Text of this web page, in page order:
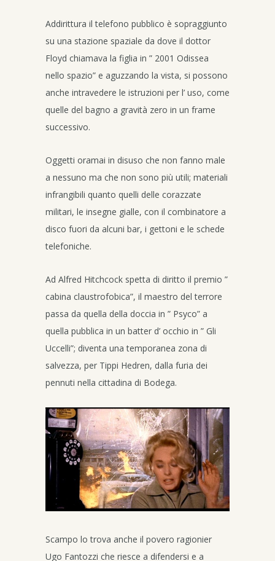
Addirittura il telefono pubblico è sopraggiunto
su una stazione spaziale da dove il dottor
Floyd chiamava la figlia in ” 2001 Odissea
nello spazio” e aguzzando la vista, si possono
anche intravedere le istruzioni per l’ uso, come
quelle del bagno a gravità zero in un frame
successivo.
Oggetti oramai in disuso che non fanno male
a nessuno ma che non sono più utili; materiali
infrangibili quanto quelli delle corazzate
militari, le insegne gialle, con il combinatore a
disco fuori da alcuni bar, i gettoni e le schede
telefoniche.
Ad Alfred Hitchcock spetta di diritto il premio ”
cabina claustrofobica”, il maestro del terrore
passa da quella della doccia in ” Psyco” a
quella pubblica in un batter d’ occhio in ” Gli
Uccelli”; diventa una temporanea zona di
salvezza, per Tippi Hedren, dalla furia dei
pennuti nella cittadina di Bodega.
Scampo lo trova anche il povero ragionier
Ugo Fantozzi che riesce a difendersi e a